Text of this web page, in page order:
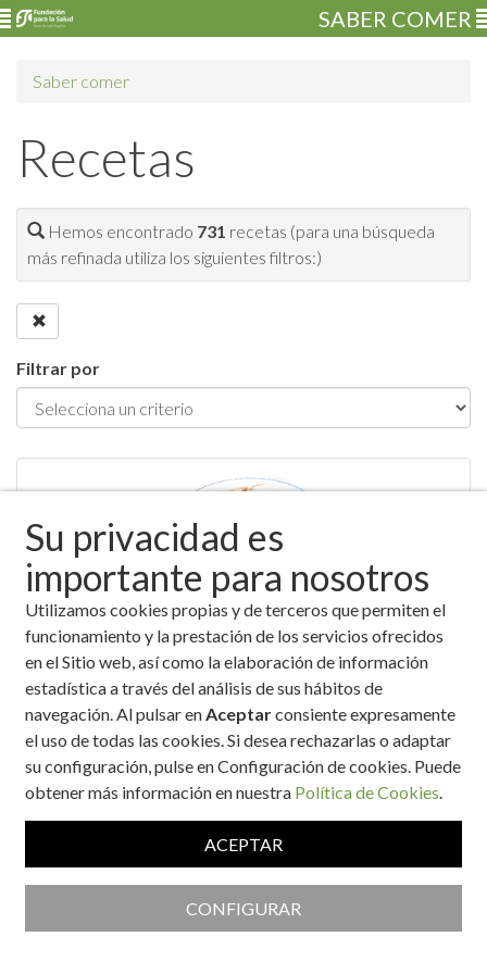
Su privacidad es
importante para nosotros
Utilizamos cookies propias y de terceros que permiten el
funcionamiento y la prestación de los servicios ofrecidos
en el Sitio web, así como la elaboración de información
estadística a través del análisis de sus hábitos de
navegación. Al pulsar enAceptarconsiente expresamente
el uso de todas las cookies. Si desea rechazarlas o adaptar
su configuración, pulse en Configuración de cookies. Puede
obtener más información en nuestra Política de Cookies.
ACEPTAR
CONFIGURAR
SABER COMER
Saber comer
Recetas
Hemos encontrado 731 recetas (para una búsqueda
más refinada utiliza los siguientes filtros:)
Filtrar por
Cazuela marinera de pescado